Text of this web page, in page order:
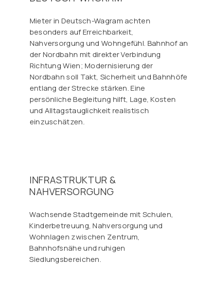
Mieter in Deutsch-Wagram achten
besonders auf Erreichbarkeit,
Nahversorgung und Wohngefühl. Bahnhof an
der Nordbahn mit direkter Verbindung
Richtung Wien; Modernisierung der
Nordbahn soll Takt, Sicherheit und Bahnhöfe
entlang der Strecke stärken. Eine
persönliche Begleitung hilft, Lage, Kosten
und Alltagstauglichkeit realistisch
einzuschätzen.
INFRASTRUKTUR &
NAHVERSORGUNG
Wachsende Stadtgemeinde mit Schulen,
Kinderbetreuung, Nahversorgung und
Wohnlagen zwischen Zentrum,
Bahnhofsnähe und ruhigen
Siedlungsbereichen.